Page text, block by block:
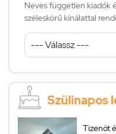
Neves független kiadók
széleskörű kínálattal
Szülinapos
Tizenöt